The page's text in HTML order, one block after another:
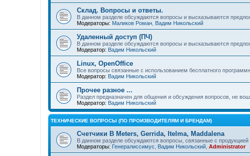
Склад. Вопросы и ответы.
В данном разделе обсуждаются вопросы и высказываются
Модераторы: Маликов Роман Вадим Никольский
Удаленный доступ (ПЧ)
В данном разделе обсуждаются вопросы и высказываются
Модератор: Вадим Никольский
Linux, OpenOffice
Все вопросы связанные с использованием бесплатного
Модератор: Вадим Никольский
Прочее разное ...
Раздел предназначен для общения и обсуждения вопросов, не
Модератор: Вадим Никольский
ТЕХНИЧЕСКИЕ ВОПРОСЫ (ПО ПРОИЗВОДИТЕЛЯМ И БРЕНДАМ)
Счетчики B Meters, Gerrida, Itelma, Maddalena
В данном разделе обсуждаются вопросы, связанные с
Модераторы: Генералиссимус Вадим Никольский Administrator